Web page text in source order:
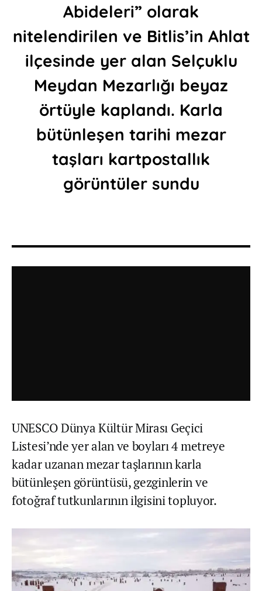
Abideleri” olarak
nitelendirilen ve Bitlis’in Ahlat
ilçesinde yer alan Selçuklu
Meydan Mezarlığı beyaz
örtüyle kaplandı. Karla
bütünleşen tarihi mezar
taşları kartpostallık
görüntüler sundu
UNESCO Dünya Kültür Mirası Geçici
Listesi’nde yer alan ve boyları 4 metreye
kadar uzanan mezar taşlarının karla
bütünleşen görüntüsü, gezginlerin ve
fotoğraf tutkunlarının ilgisini topluyor.